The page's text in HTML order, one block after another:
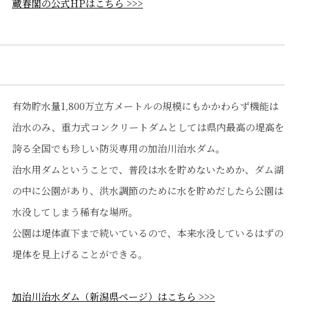
蔵春閣の公式HPはこちら >>>
秋は紅葉を楽しめる
有効貯水量1,800万立方メートルの規模にもかかわらず機能は
治水のみ、重力式コンクリートダムとしては県内最高の堤高を
誇る全国でも珍しい防災専用の加治川治水ダム。
治水用ダムということで、普段は水を貯めないためか、ダム湖
の中に公園があり、洪水調節のために水を貯めだしたら公園は
水没してしまう稀有な場所。
公園は堤体直下まで続いているので、本来水没しているはずの
堤体を見上げることができる。
加治川治水ダム（新潟県ページ）はこちら >>>